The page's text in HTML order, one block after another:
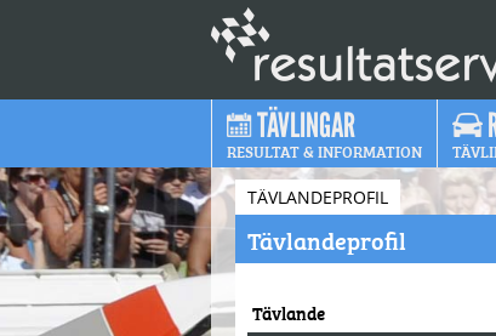
TÄVLINGAR
RESULTAT & INFORMATION
TÄVLANDEPROFIL
Tävlandeprofil
Tävlande